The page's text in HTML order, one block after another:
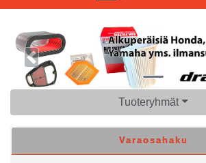
Previous
Tuoteryhmät
Varaosahaku